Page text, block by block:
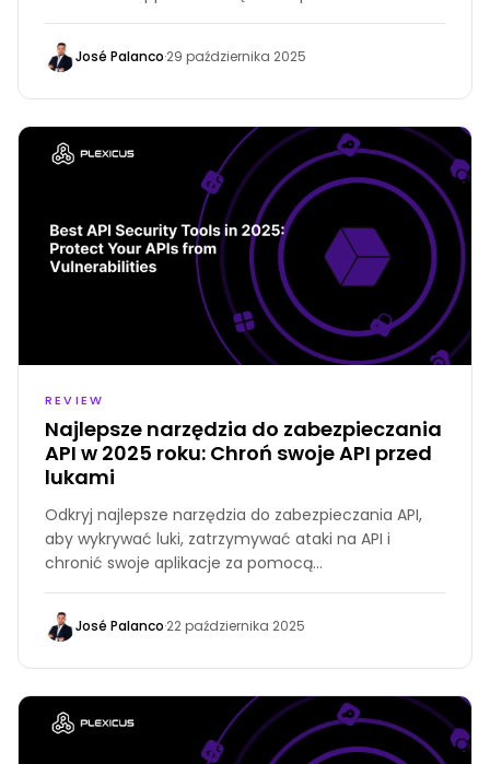
José Palanco·29 października 2025
REVIEW
Najlepsze narzędzia do zabezpieczania
API w 2025 roku: Chroń swoje API przed
lukami
Odkryj najlepsze narzędzia do zabezpieczania API,
aby wykrywać luki, zatrzymywać ataki na API i
chronić swoje aplikacje za pomocą
José Palanco·22 października 2025